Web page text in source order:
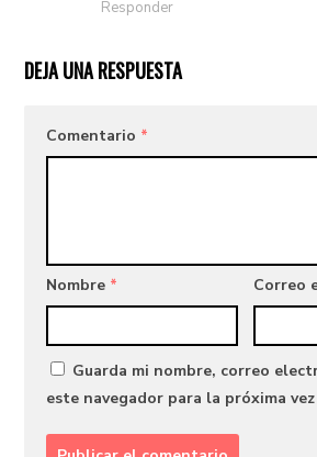
Responder
DEJA UNA RESPUESTA
Comentario *
Nombre * Correo
Guarda mi nombre, correo
este navegador para la próxima